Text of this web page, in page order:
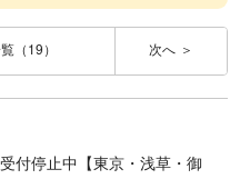
（19） 次へ
付停止中【東京・浅草・御